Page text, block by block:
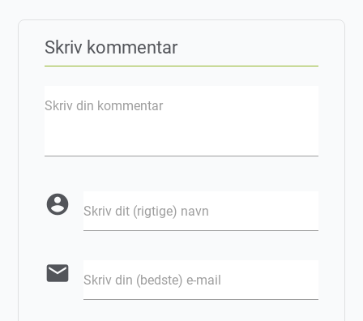
Skriv kommentar
Skriv din kommentar
account_circle Skriv dit (rigtige) navn
email Skriv din (bedste) e-mail